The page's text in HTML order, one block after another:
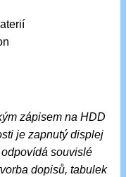
zápisem na HDD
je zapnutý displej
souvislé
dopisů, tabulek